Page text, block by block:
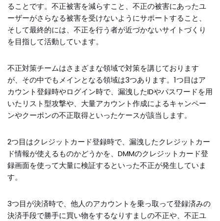
ることです。不正被害を減らすこと、不正の被害にあったユ
ーザーがさらなる被害を受けないようにサポートすること、
そして最終的には、不正を行う者が近づかないサイトづくり
を目指して活動しています。
不正対策チームはさまざまな領域で対策を講じております
が、その中でもメインとなる領域は3つあります。1つ目はア
カウント登録時やログイン時で、漏洩したIDやパスワードを用
いたリスト型攻撃や、大量アカウント作成によるキャンペー
ンやクーポンの不正取得といったケースが該当します。
2つ目はクレジットカード登録時で、漏洩したクレジットカー
ド情報が使えるものかどうかを、DMMのクレジットカード登
録画面を使って大量に検証するといった不正が発生していま
す。
3つ目が決済時で、他人のアカウントを乗っ取って登録済みの
決済手段で勝手に買い物をするなりすましの不正や、不正ユ